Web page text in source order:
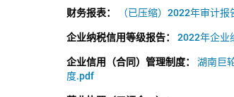
财务报表：
（已压缩）2022年审计
企业纳税信用等级报告：
2022年企业
企业信用（合同）管理制度：
湖南巨
度.pdf